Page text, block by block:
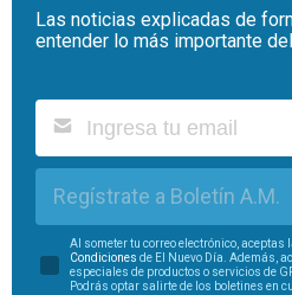
Las noticias explicadas de
entender lo más importante
Regístrate a Boletín A.M.
Al someter tu correo electrónico, aceptas
Condiciones de El Nuevo Día. Además,
especiales de productos o servicios de
Podrás optar salirte de los boletines en